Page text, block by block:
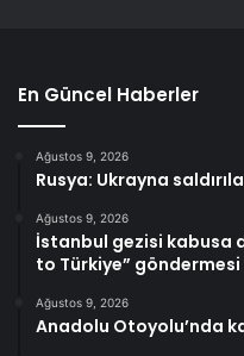
En Güncel Haberler
Ağustos 9, 2026
Rusya: Ukrayna
Ağustos 9, 2026
İstanbul gezisi kabusa
to Türkiye” göndermesi
Ağustos 9, 2026
Anadolu Otoyolu’nda